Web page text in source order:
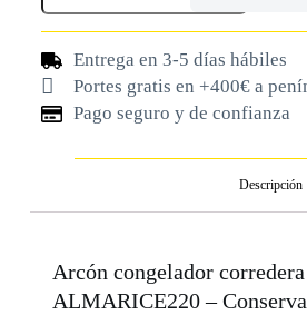
Entrega en 3-5 días hábiles
Portes gratis en +400€ a
Pago seguro y de confianza
Descripción
Arcón congelador
ALMARICE220 –